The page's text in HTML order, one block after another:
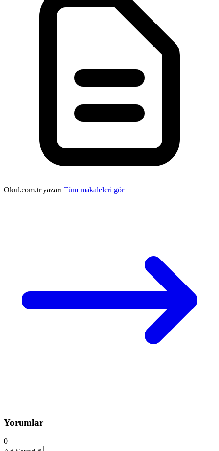
Okul.com.tr yazarı Tüm makaleleri gör
Yorumlar
0